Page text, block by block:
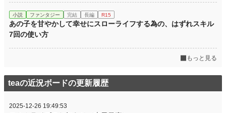
小説 ファンタジー 完結 長編 R15
あの子を甘やかして幸せにスローライフする為の、はずれスキル
7回の使い方
もっと見る
teaの近況ボードの更新履歴
2025-12-26 19:49:53